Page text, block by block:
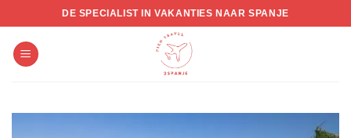
to
content
DE SPECIALIST IN VAKANTIES NAAR SPANJE